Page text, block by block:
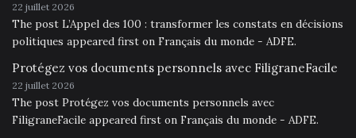
22 juillet 2026
The post L’Appel des 100 : transformer les constats en décisions
politiques appeared first on Français du monde - ADFE.
Protégez vos documents personnels avec FiligraneFacile
22 juillet 2026
The post Protégez vos documents personnels avec
FiligraneFacile appeared first on Français du monde - ADFE.